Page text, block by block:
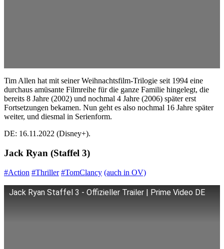
Tim Allen hat mit seiner Weihnachtsfilm-Trilogie seit 1994 eine
durchaus amüsante Filmreihe für die ganze Familie hingelegt, die
bereits 8 Jahre (2002) und nochmal 4 Jahre (2006) später erst
Fortsetzungen bekamen. Nun geht es also nochmal 16 Jahre später
weiter, und diesmal in Serienform.
DE: 16.11.2022 (Disney+).
Jack Ryan (Staffel 3)
#Action #Thriller #TomClancy (auch in OV)
Jack Ryan Staffel 3 - Offizieller Trailer | Prime Video DE